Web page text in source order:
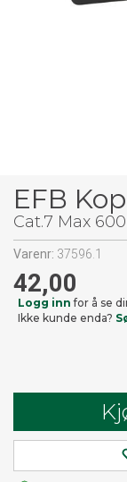
EFB
Cat.7 Max
Varenr: 37596.1
42,00
Logg inn for å se
Ikke kunde enda?